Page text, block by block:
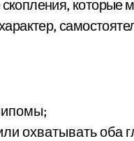
которые
охватывать оба